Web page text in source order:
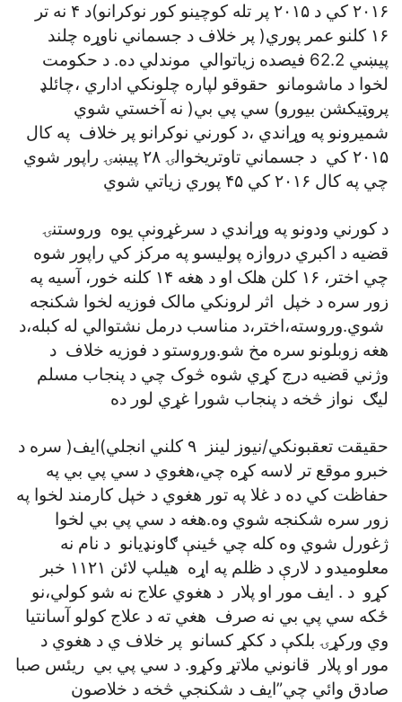
۲۰۱۶ کي د ۲۰۱۵ پر تله کوچينو کور نوکرانو)د ۴ نه تر
۱۶ کلنو عمر پوري( پر خلاف د جسماني ناوړه چلند
پيښي 62.2 فيصده زياتوالي موندلي ده. د حکومت
لخوا د ماشومانو حقوقو لپاره چلونکي اداري ،چائلډ
پروټيکشن بيورو) سي پي بي( نه آخستي شوي
شميرونو په وړاندي ،د کورني نوکرانو پر خلاف په کال
۲۰۱۵ کي د جسماني تاوتريخوالۍ ۲۸ پيښۍ راپور شوي
چي په کال ۲۰۱۶ کي ۴۵ پوري زياتي شوي
د کورني ودونو په وړاندي د سرغړونې يوه وروستنۍ
قضيه د اکبري دروازه پوليسو په مرکز کي راپور شوه
چي اختر، ۱۶ کلن هلک او د هغه ۱۴ کلنه خور، آسيه په
زور سره د خپل اثر لرونکي مالک فوزيه لخوا شکنجه
شوي.وروسته،اختر،د مناسب درمل نشتوالي له کبله،د
هغه زوبلونو سره مخ شو.وروستو د فوزيه خلاف د
وژني قضيه درج کړي شوه څوک چي د پنجاب مسلم
ليګ نواز څخه د پنجاب شورا غړي لور ده
حقيقت تعقبونکي/نيوز لينز ۹ کلني انجلي)ايف( سره د
خبرو موقع تر لاسه کړه چي،هغوي د سي پي بي په
حفاظت کي ده د غلا په تور هغوي د خپل کارمند لخوا په
زور سره شکنجه شوي وه.هغه د سي پي بي لخوا
ژغورل شوي وه کله چي ځينې ګاونډيانو د نام نه
معلوميدو د لارې د ظلم په اړه هيلپ لائن ۱۱۲۱ خبر
کړو د . ايف مور او پلار د هغوي علاج نه شو کولي،نو
ځکه سي پي بي نه صرف هغي ته د علاج کولو آسانتيا
وي ورکړۍ بلکې د ککړ کسانو پر خلاف ي د هغوي د
مور او پلار قانوني ملاتړ وکړو. د سي پي بي ريئس صبا
صادق وائي چي”ايف د شکنجي څخه د خلاصون